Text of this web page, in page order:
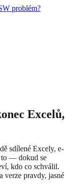
problém?
Excelů,
sdílené Excely, e-
to — dokud se
kdo co schválil.
verze pravdy, jasné